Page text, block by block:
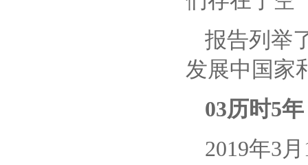
报告列举
发展中国家
03历时5
2019年3